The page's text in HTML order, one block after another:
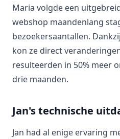
Maria volgde een
webshop maandenlang
bezoekersaantallen.
kon ze direct
resulteerden in 50% meer
drie maanden.
Jan's technische
Jan had al enige ervaring